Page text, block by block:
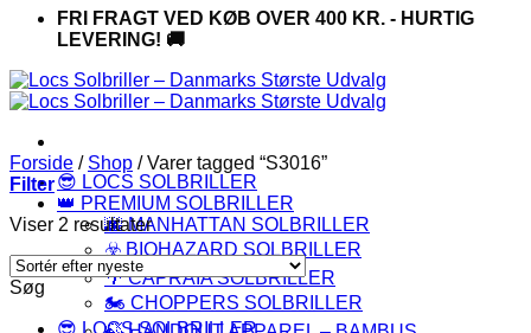
FRI FRAGT VED KØB OVER 400 KR. - HURTIG
LEVERING! 🚚
😎 LOCS SOLBRILLER
👑 PREMIUM SOLBRILLER
🌆 MANHATTAN SOLBRILLER
☣️ BIOHAZARD SOLBRILLER
🌴 CAPRAIA SOLBRILLER
🏍️ CHOPPERS SOLBRILLER
Forside / Shop /Varer tagged “S3016”
Filter
Viser 2 resultaterSorteret
efter
Søg
😎 LOCS SOLBRILLER